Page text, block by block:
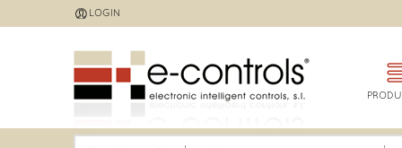
to
LOGIN